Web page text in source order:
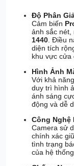
Độ Phân
Cảm biến
ảnh sắc
1440. Điều
diện tích
khu vực cửa
Hình Ảnh
Với khả
duy trì hình
ánh sáng
động và dễ
Công Nghệ
Camera sử
chính xác
tình trạng
của hệ